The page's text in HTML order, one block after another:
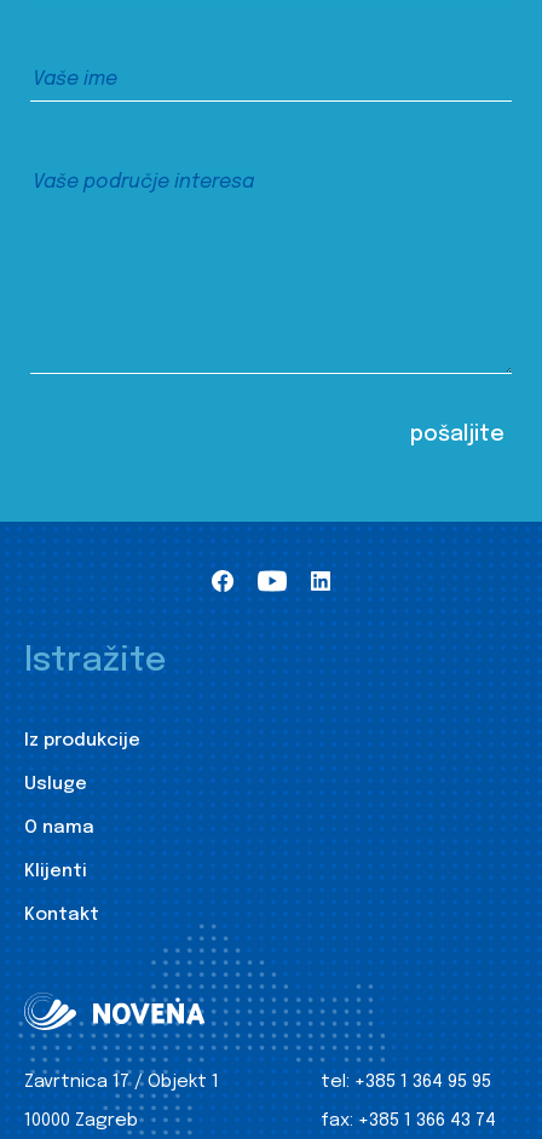
Istražite
Iz produkcije
Usluge
O nama
Klijenti
Kontakt
Zavrtnica 17 / Objekt 1
10000 Zagreb
tel: +385 1 364 95 95
fax: +385 1 366 43 74